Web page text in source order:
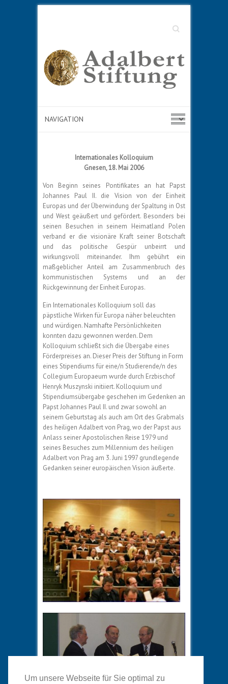
Um unsere Webseite für Sie optimal zu
Suche
Internationales Kolloquium
Gnesen, 18. Mai 2006
Von Beginn seines Pontifikates an hat Papst
Johannes Paul II. die Vision von der Einheit
Europas und der Überwindung der Spaltung in Ost
und West geäußert und gefördert. Besonders bei
seinen Besuchen in seinem Heimatland Polen
verband er die visionäre Kraft seiner Botschaft
und das politische Gespür unbeirrt und
wirkungsvoll miteinander. Ihm gebührt ein
maßgeblicher Anteil am Zusammenbruch des
kommunistischen Systems und an der
Rückgewinnung der Einheit Europas.
Ein Internationales Kolloquium soll das
päpstliche Wirken für Europa näher beleuchten
und würdigen. Namhafte Persönlichkeiten
konnten dazu gewonnen werden. Dem
Kolloquium schließt sich die Übergabe eines
Förderpreises an. Dieser Preis der Stiftung in Form
eines Stipendiums für eine/n Studierende/n des
Collegium Europaeum wurde durch Erzbischof
Henryk Muszynski initiiert. Kolloquium und
Stipendiumsübergabe geschehen im Gedenken an
Papst Johannes Paul II. und zwar sowohl an
seinem Geburtstag als auch am Ort des Grabmals
des heiligen Adalbert von Prag, wo der Papst aus
Anlass seiner Apostolischen Reise 1979 und
seines Besuches zum Millennium des heiligen
Adalbert von Prag am 3. Juni 1997 grundlegende
Gedanken seiner europäischen Vision äußerte.